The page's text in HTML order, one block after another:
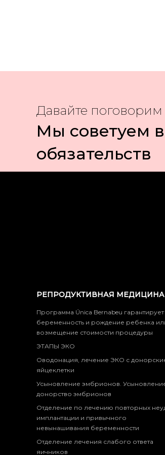
Давайте поговорим
Мы советуем
обязательств
РЕПРОДУКТИВНАЯ МЕДИЦИНА
Программа Única Bernabeu гарантирует
беременность и рождение ребенка
возмещение стоимости процедуры
ЭТАПЫ ЭКО
Оводонация, лечение ЭКО с
яйцеклетки
Усыновление эмбрионов.
донорство эмбрионов
Отделение по лечению повторных
имплантации и привычного
невынашивания беременности
Отделение лечения слабого ответа
яичников